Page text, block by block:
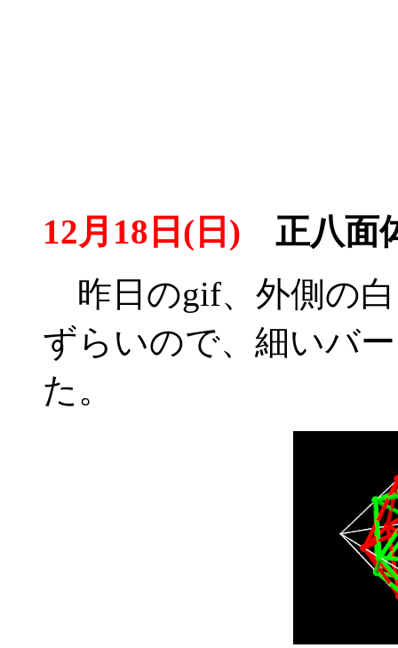
12月18日(日) 正八面
昨日のgif、外側の
ずらいので、細いバ
た。